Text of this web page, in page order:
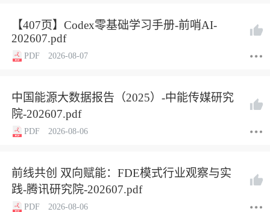
【407页】Codex零基础学习手册-前哨AI-
202607.pdf
PDF 2026-08-07
中国能源大数据报告（2025）-中能传媒研究
院-202607.pdf
PDF 2026-08-06
前线共创 双向赋能：FDE模式行业观察与实
践-腾讯研究院-202607.pdf
PDF 2026-08-06